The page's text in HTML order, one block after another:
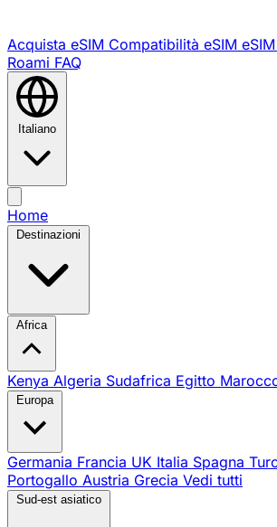
Acquista eSIM Compatibilità eSIM
Roami FAQ
Italiano
Home
Destinazioni
Africa
Kenya Algeria Sudafrica Egitto
Europa
Germania Francia UK Italia Spagna
Portogallo Austria Grecia Vedi tutti
Sud-est asiatico